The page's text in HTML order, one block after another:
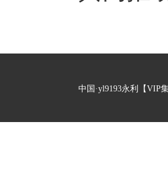
中国·yl9193永利【VIP